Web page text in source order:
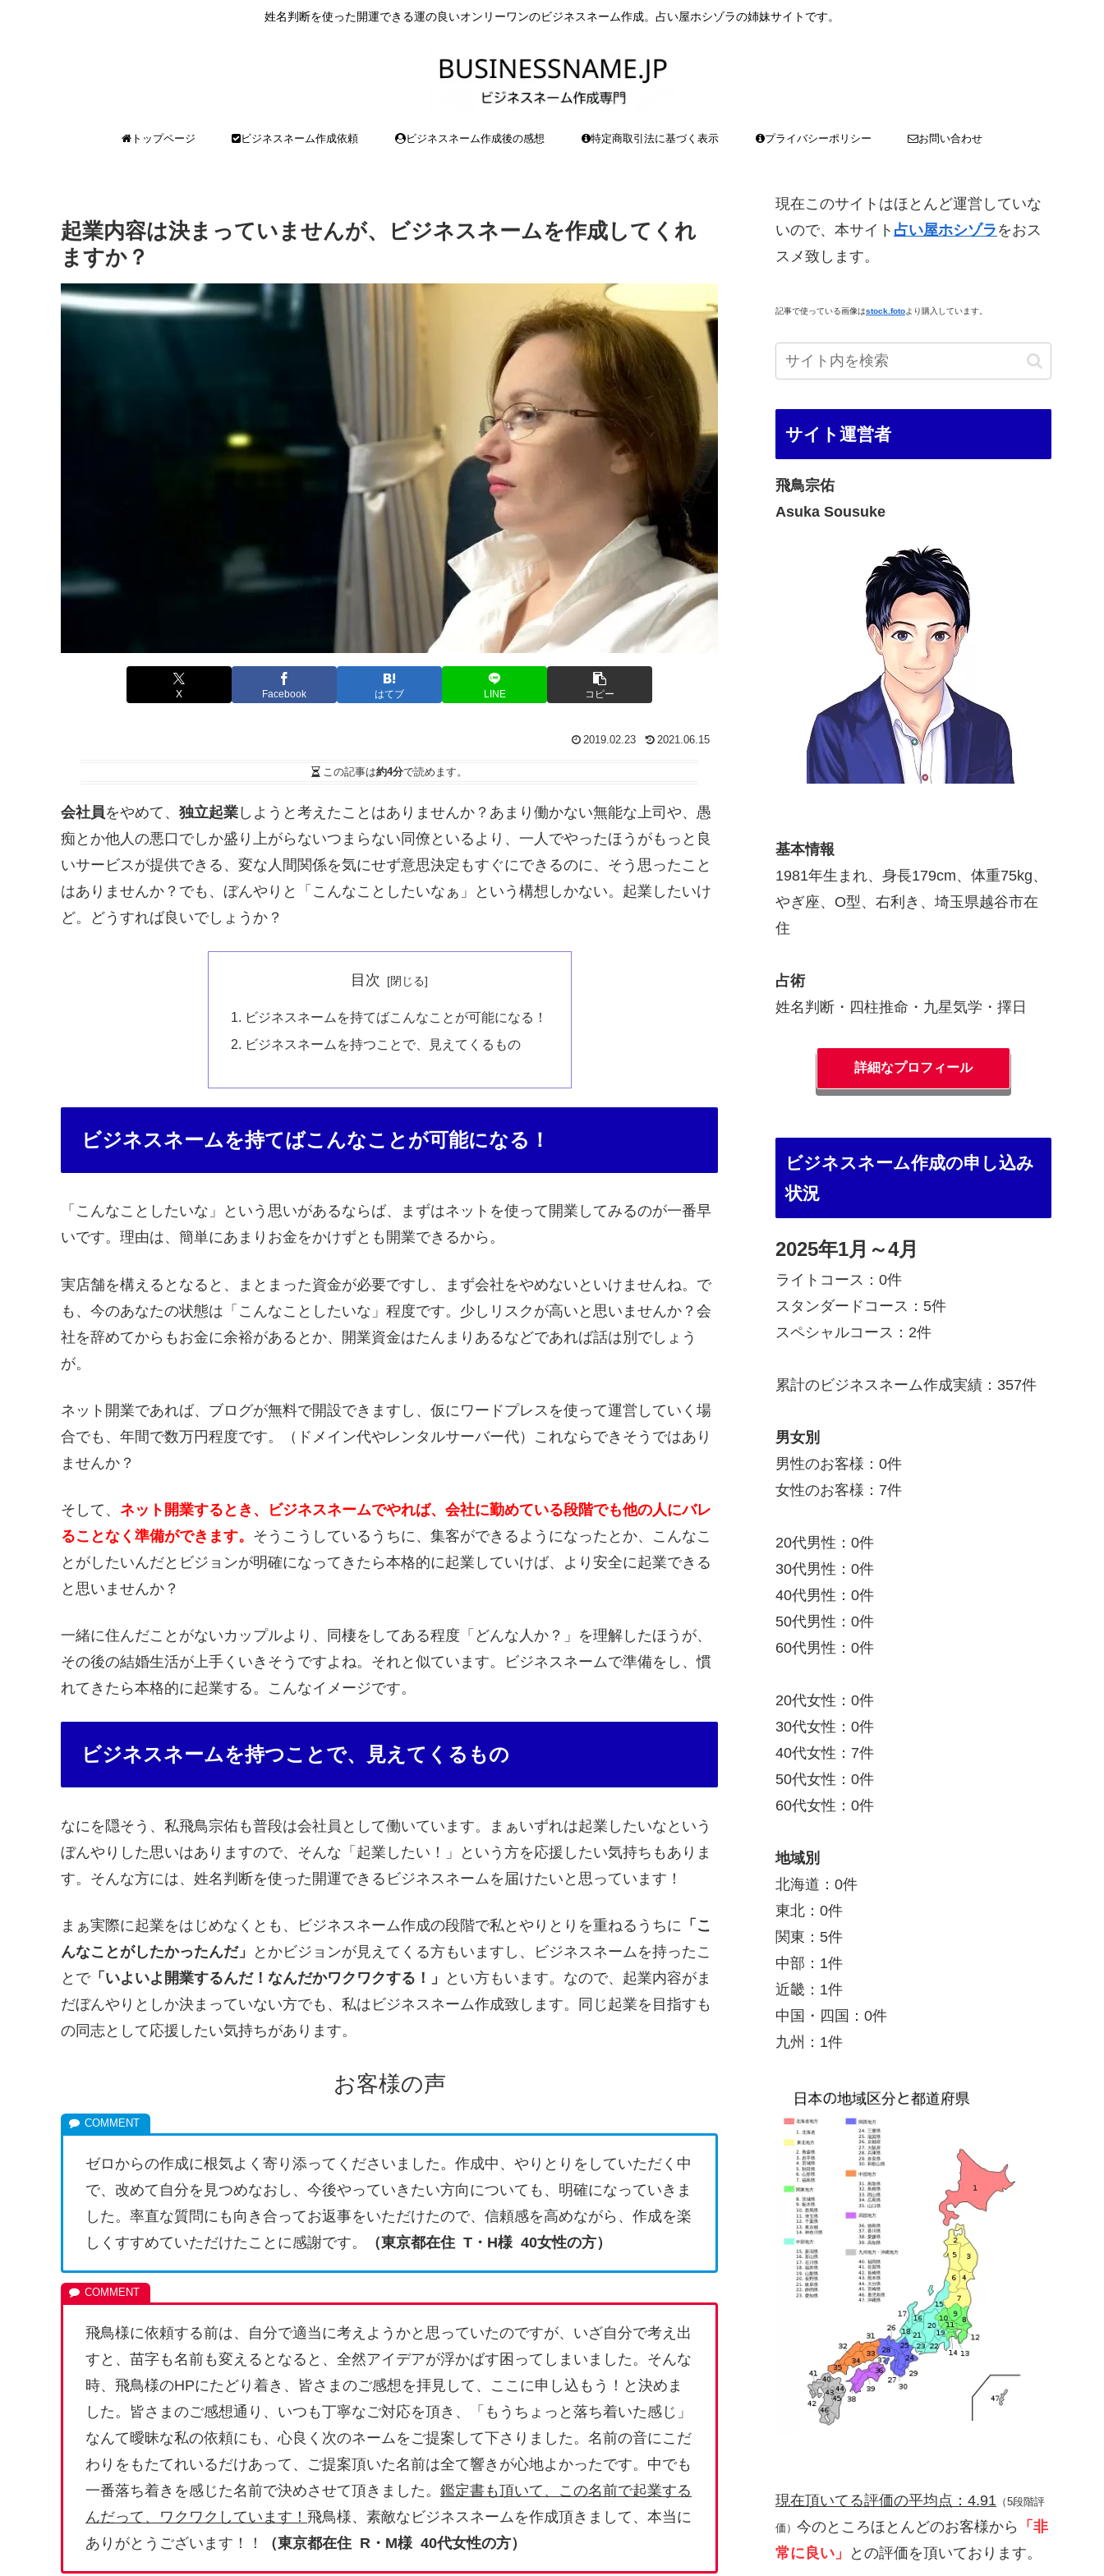
姓名判断を使った開運できる運の良いオンリーワンのビジネスネーム作成。占い屋ホシゾラの姉妹サイトです。
トップページ ビジネスネーム作成依頼 ビジネスネーム作成後の感想 特定商取引法に基づく表示 プライバシーポリシー お問い合わせ
起業内容は決まっていませんが、ビジネスネームを作成してくれ
ますか？
X Facebook はてブ LINE コピー
2019.02.23 2021.06.15
この記事は約4分で読めます。
会社員をやめて、 独立起業 しようと考えたことはありませんか？あまり働かない無能な上司や、愚
痴とか他人の悪口でしか盛り上がらないつまらない同僚といるより、一人でやったほうがもっと良
いサービスが提供できる、変な人間関係を気にせず意思決定もすぐにできるのに、そう思ったこと
はありませんか？でも、ぼんやりと「こんなことしたいなぁ」という構想しかない。起業したいけ
ど。どうすれば良いでしょうか？
目次
ビジネスネームを持てばこんなことが可能になる！
ビジネスネームを持つことで、見えてくるもの
ビジネスネームを持てばこんなことが可能になる！
「こんなことしたいな」という思いがあるならば、まずはネットを使って開業してみるのが一番早
いです。理由は、簡単にあまりお金をかけずとも開業できるから。
実店舗を構えるとなると、まとまった資金が必要ですし、まず会社をやめないといけませんね。で
も、今のあなたの状態は「こんなことしたいな」程度です。少しリスクが高いと思いませんか？会
社を辞めてからもお金に余裕があるとか、開業資金はたんまりあるなどであれば話は別でしょう
が。
ネット開業であれば、ブログが無料で開設できますし、仮にワードプレスを使って運営していく場
合でも、年間で数万円程度です。（ドメイン代やレンタルサーバー代）これならできそうではあり
ませんか？
そして、 ネット開業するとき、ビジネスネームでやれば、会社に勤めている段階でも他の人にバレ
ることなく準備ができます。 そうこうしているうちに、集客ができるようになったとか、こんなこ
とがしたいんだとビジョンが明確になってきたら本格的に起業していけば、より安全に起業できる
と思いませんか？
一緒に住んだことがないカップルより、同棲をしてある程度「どんな人か？」を理解したほうが、
その後の結婚生活が上手くいきそうですよね。それと似ています。ビジネスネームで準備をし、慣
れてきたら本格的に起業する。こんなイメージです。
ビジネスネームを持つことで、見えてくるもの
なにを隠そう、私飛鳥宗佑も普段は会社員として働いています。まぁいずれは起業したいなという
ぼんやりした思いはありますので、そんな「起業したい！」という方を応援したい気持ちもありま
す。そんな方には、姓名判断を使った開運できるビジネスネームを届けたいと思っています！
まぁ実際に起業をはじめなくとも、ビジネスネーム作成の段階で私とやりとりを重ねるうちに 「こ
んなことがしたかったんだ」
とかビジョンが見えてくる方もいますし、ビジネスネームを持ったこ
とで「いよいよ開業するんだ！なんだかワクワクする！」
とい方もいます。なので、起業内容がま
だぼんやりとしか決まっていない方でも、私はビジネスネーム作成致します。同じ起業を目指すも
の同志として応援したい気持ちがあります。
お客様の声
ゼロからの作成に根気よく寄り添ってくださいました。作成中、やりとりをしていただく中
で、改めて自分を見つめなおし、今後やっていきたい方向についても、明確になっていきま
した。率直な質問にも向き合ってお返事をいただけたので、信頼感を高めながら、作成を楽
しくすすめていただけたことに感謝です。
（東京都在住 T・H様 40女性の方）
飛鳥様に依頼する前は、自分で適当に考えようかと思っていたのですが、いざ自分で考え出
すと、苗字も名前も変えるとなると、全然アイデアが浮かばす困ってしまいました。そんな
時、飛鳥様のHPにたどり着き、皆さまのご感想を拝見して、ここに申し込もう！と決めま
した。皆さまのご感想通り、いつも丁寧なご対応を頂き、「もうちょっと落ち着いた感じ」
なんて曖昧な私の依頼にも、心良く次のネームをご提案して下さりました。名前の音にこだ
わりをもたてれいるだけあって、ご提案頂いた名前は全て響きが心地よかったです。中でも
一番落ち着きを感じた名前で決めさせて頂きました。 鑑定書も頂いて、この名前で起業する
んだって、ワクワクしています！ 飛鳥様、素敵なビジネスネームを作成頂きまして、本当に
ありがとうございます！！
（東京都在住 R・M様 40代女性の方）
現在このサイトはほとんど運営していな
いので、本サイト 占い屋ホシゾラ をおス
スメ致します。
記事で使っている画像はstock.fotoより購入しています。
サイト運営者
飛鳥宗佑
Asuka Sousuke
基本情報
1981年生まれ、身長179cm、体重75kg、
やぎ座、O型、右利き、埼玉県越谷市在
住
占術
姓名判断・四柱推命・九星気学・擇日
詳細なプロフィール
ビジネスネーム作成の申し込み
状況
2025年1月～4月
ライトコース：0件
スタンダードコース：5件
スペシャルコース：2件
累計のビジネスネーム作成実績：357件
男女別
男性のお客様：0件
女性のお客様：7件
20代男性：0件
30代男性：0件
40代男性：0件
50代男性：0件
60代男性：0件
20代女性：0件
30代女性：0件
40代女性：7件
50代女性：0件
60代女性：0件
地域別
北海道：0件
東北：0件
関東：5件
中部：1件
近畿：1件
中国・四国：0件
九州：1件
現在頂いてる評価の平均点：4.91 （5段階評
価） 今のところほとんどのお客様から
「非
常に良い」
との評価を頂いております。